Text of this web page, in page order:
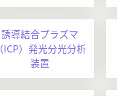
誘導結合プラズマ
（ICP）発光分光分析
装置